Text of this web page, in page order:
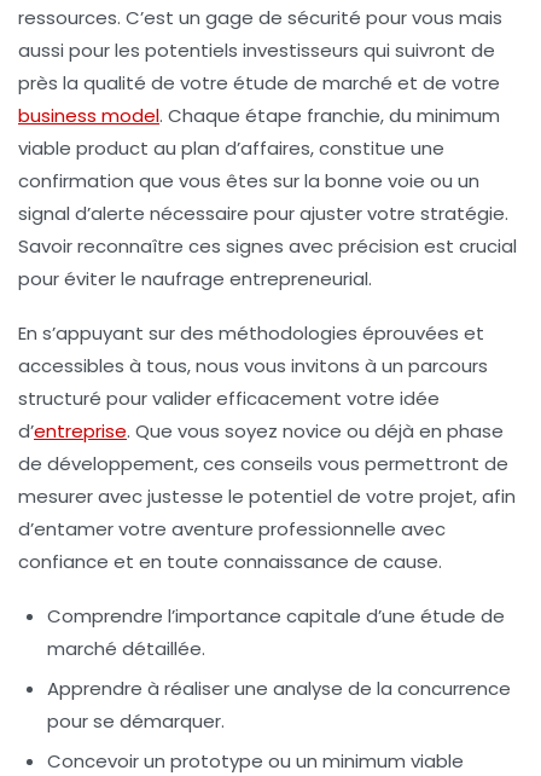
ressources. C’est un gage de sécurité pour vous mais
aussi pour les potentiels investisseurs qui suivront de
près la qualité de votre étude de marché et de votre
business model. Chaque étape franchie, du minimum
viable product au plan d’affaires, constitue une
confirmation que vous êtes sur la bonne voie ou un
signal d’alerte nécessaire pour ajuster votre stratégie.
Savoir reconnaître ces signes avec précision est crucial
pour éviter le naufrage entrepreneurial.
En s’appuyant sur des méthodologies éprouvées et
accessibles à tous, nous vous invitons à un parcours
structuré pour valider efficacement votre idée
d’entreprise. Que vous soyez novice ou déjà en phase
de développement, ces conseils vous permettront de
mesurer avec justesse le potentiel de votre projet, afin
d’entamer votre aventure professionnelle avec
confiance et en toute connaissance de cause.
Comprendre l’importance capitale d’une étude de
marché détaillée.
Apprendre à réaliser une analyse de la concurrence
pour se démarquer.
Concevoir un prototype ou un minimum viable